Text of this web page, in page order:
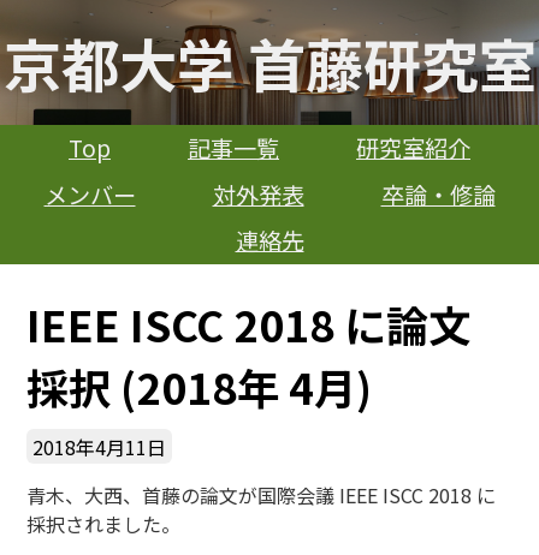
京都大学 首藤研究室
Top 記事一覧
研究室紹介
メンバー
対外発表
卒論・修論
連絡先
IEEE ISCC 2018 に論文
採択 (2018年 4月)
2018年4月11日
青木、大西、首藤の論文が国際会議 IEEE ISCC 2018 に
採択されました。